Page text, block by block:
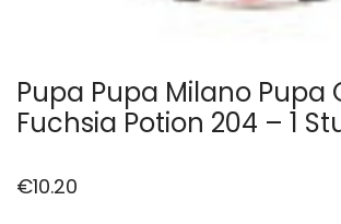
Pupa Pupa Milano Pupa
Fuchsia Potion 204 – 1
€10.20